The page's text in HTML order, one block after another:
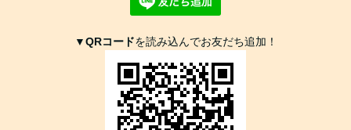
▼QRコードを読み込んでお友だち追加！